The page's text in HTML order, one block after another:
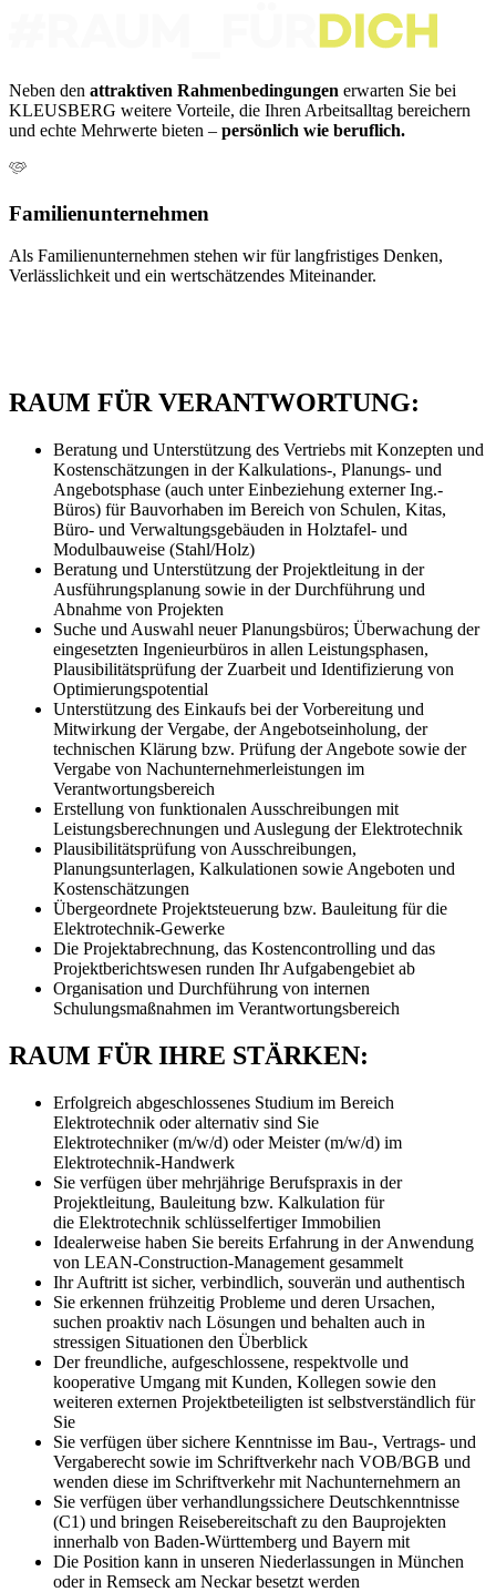
Neben den attraktiven Rahmenbedingungen erwarten Sie bei
KLEUSBERG weitere Vorteile, die Ihren Arbeitsalltag bereichern
und echte Mehrwerte bieten – persönlich wie beruflich.
Familienunternehmen
Als Familienunternehmen stehen wir für langfristiges Denken,
Verlässlichkeit und ein wertschätzendes Miteinander.
RAUM FÜR VERANTWORTUNG:
Beratung und Unterstützung des Vertriebs mit Konzepten und
Kostenschätzungen in der Kalkulations-, Planungs- und
Angebotsphase (auch unter Einbeziehung externer Ing.-
Büros) für Bauvorhaben im Bereich von Schulen, Kitas,
Büro- und Verwaltungsgebäuden in Holztafel- und
Modulbauweise (Stahl/Holz)
Beratung und Unterstützung der Projektleitung in der
Ausführungsplanung sowie in der Durchführung und
Abnahme von Projekten
Suche und Auswahl neuer Planungsbüros; Überwachung der
eingesetzten Ingenieurbüros in allen Leistungsphasen,
Plausibilitätsprüfung der Zuarbeit und Identifizierung von
Optimierungspotential
Unterstützung des Einkaufs bei der Vorbereitung und
Mitwirkung der Vergabe, der Angebotseinholung, der
technischen Klärung bzw. Prüfung der Angebote sowie der
Vergabe von Nachunternehmerleistungen im
Verantwortungsbereich
Erstellung von funktionalen Ausschreibungen mit
Leistungsberechnungen und Auslegung der Elektrotechnik
Plausibilitätsprüfung von Ausschreibungen,
Planungsunterlagen, Kalkulationen sowie Angeboten und
Kostenschätzungen
Übergeordnete Projektsteuerung bzw. Bauleitung für die
Elektrotechnik-Gewerke
Die Projektabrechnung, das Kostencontrolling und das
Projektberichtswesen runden Ihr Aufgabengebiet ab
Organisation und Durchführung von internen
Schulungsmaßnahmen im Verantwortungsbereich
RAUM FÜR IHRE STÄRKEN:
Erfolgreich abgeschlossenes Studium im Bereich
Elektrotechnik oder alternativ sind Sie
Elektrotechniker (m/w/d) oder Meister (m/w/d) im
Elektrotechnik-Handwerk
Sie verfügen über mehrjährige Berufspraxis in der
Projektleitung, Bauleitung bzw. Kalkulation für
die Elektrotechnik schlüsselfertiger Immobilien
Idealerweise haben Sie bereits Erfahrung in der Anwendung
von LEAN-Construction-Management gesammelt
Ihr Auftritt ist sicher, verbindlich, souverän und authentisch
Sie erkennen frühzeitig Probleme und deren Ursachen,
suchen proaktiv nach Lösungen und behalten auch in
stressigen Situationen den Überblick
Der freundliche, aufgeschlossene, respektvolle und
kooperative Umgang mit Kunden, Kollegen sowie den
weiteren externen Projektbeteiligten ist selbstverständlich für
Sie
Sie verfügen über sichere Kenntnisse im Bau-, Vertrags- und
Vergaberecht sowie im Schriftverkehr nach VOB/BGB und
wenden diese im Schriftverkehr mit Nachunternehmern an
Sie verfügen über verhandlungssichere Deutschkenntnisse
(C1) und bringen Reisebereitschaft zu den Bauprojekten
innerhalb von Baden-Württemberg und Bayern mit
Die Position kann in unseren Niederlassungen in München
oder in Remseck am Neckar besetzt werden